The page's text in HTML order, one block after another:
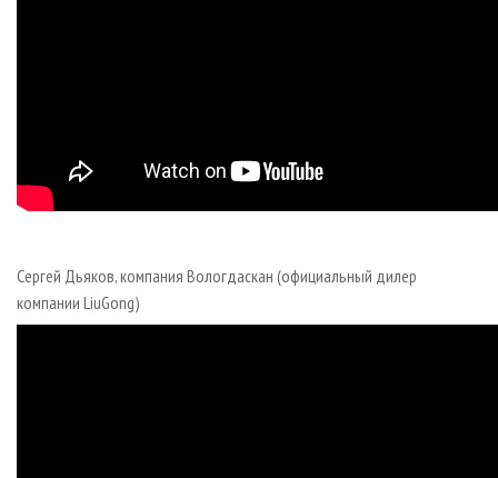
Сергей Дьяков, компания Вологдаскан (официальный дилер
компании LiuGong)